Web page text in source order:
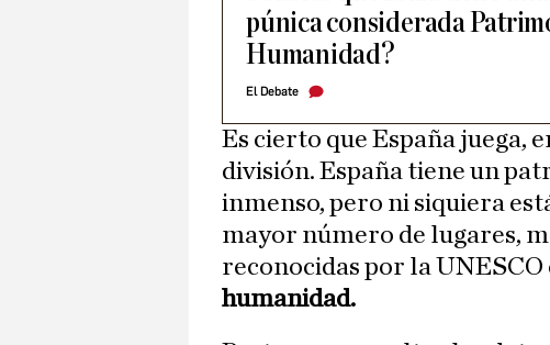
púnica considerada
Humanidad?
El Debate
Es cierto que España juega,
división. España tiene un
inmenso, pero ni siquiera
mayor número de lugares,
reconocidas por la UNESCO
humanidad.